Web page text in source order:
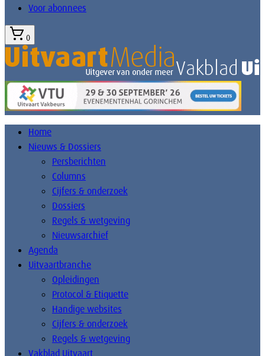
Voor abonnees
0
Home
Nieuws & Dossiers
Persberichten
Columns
Cijfers & onderzoek
Dossiers
Regels & wetgeving
Nieuwsarchief
Agenda
Uitvaartbranche
Opleidingen
Protocol & Etiquette
Handige websites
Cijfers & onderzoek
Regels & wetgeving
Vakblad Uitvaart